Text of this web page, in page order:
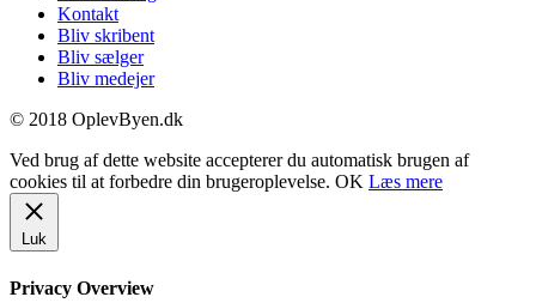
Kontakt
Bliv skribent
Bliv sælger
Bliv medejer
© 2018 OplevByen.dk
Ved brug af dette website accepterer du automatisk brugen af
cookies til at forbedre din brugeroplevelse. OK Læs mere
Luk
Privacy Overview